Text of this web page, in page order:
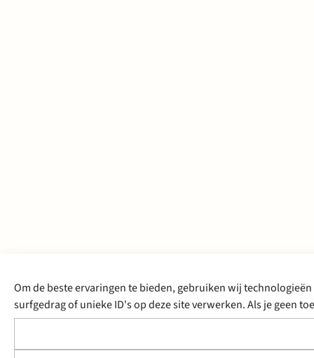
Om de beste ervaringen te bieden, gebruiken wij
surfgedrag of unieke ID's op deze site verwerken. Als je geen